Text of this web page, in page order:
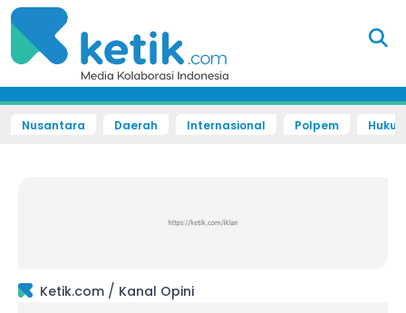
Nusantara Daerah Internasional Polpem
Ketik.com / Kanal Opini